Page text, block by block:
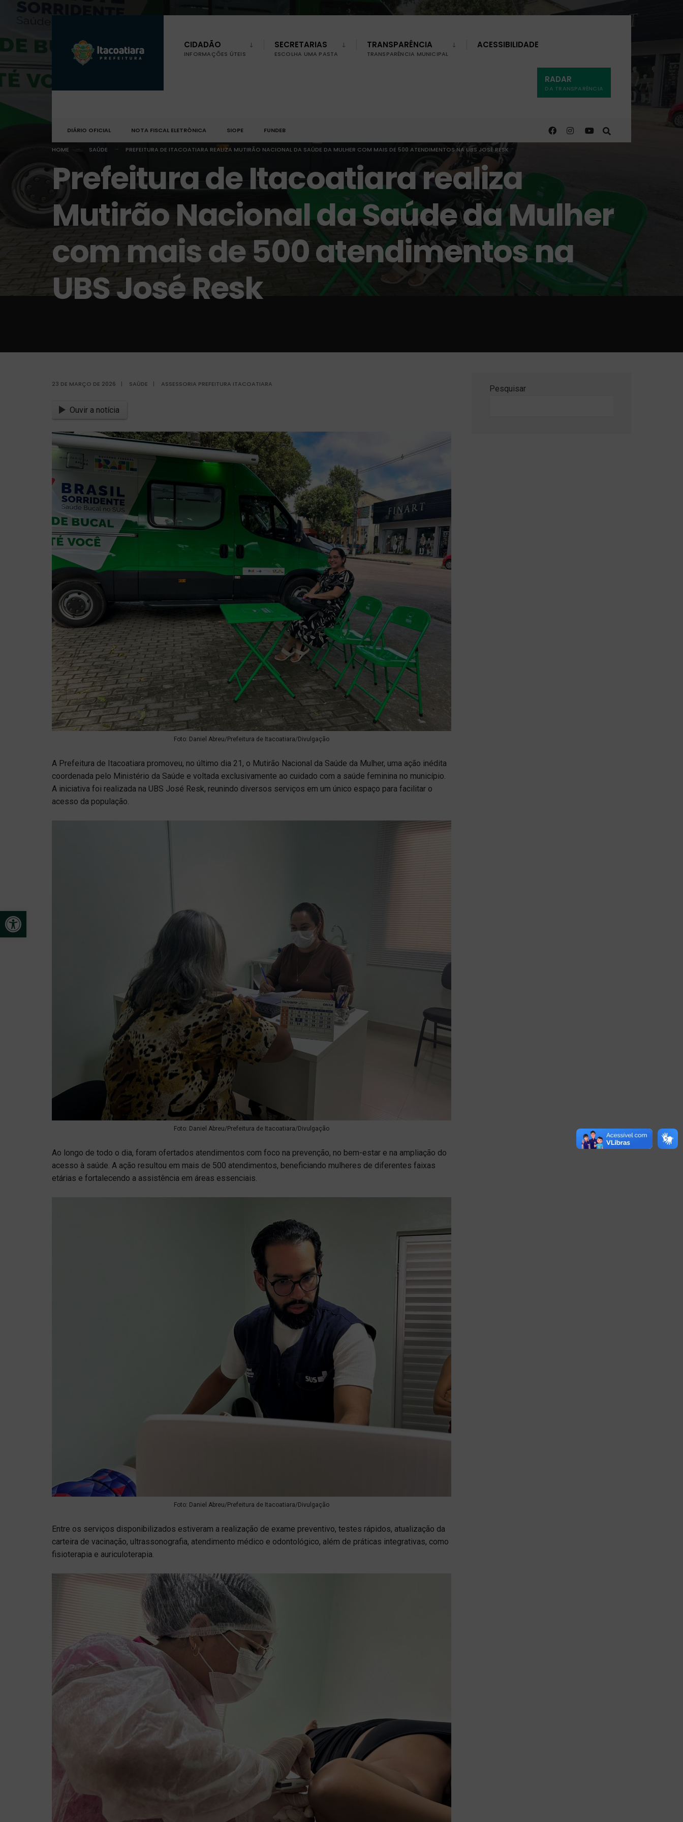
Abrir a barra de ferramentas
CIDADÃO
INFORMAÇÕES ÚTEIS
SECRETARIAS
ESCOLHA UMA PASTA
TRANSPARÊNCIA
TRANSPARÊNCIA MUNICIPAL
ACESSIBILIDADE
RADAR
DA TRANSPARÊNCIA
DIÁRIO OFICIAL NOTA FISCAL ELETRÔNICA SIOPE FUNDEB
HOME SAÚDE PREFEITURA DE ITACOATIARA REALIZA MUTIRÃO NACIONAL DA SAÚDE DA MULHER COM MAIS DE 500 ATENDIMENTOS NA UBS JOSÉ RESK
Prefeitura de Itacoatiara realiza
Mutirão Nacional da Saúde da Mulher
com mais de 500 atendimentos na
UBS José Resk
23 DE MARÇO DE 2026 | SAÚDE | ASSESSORIA PREFEITURA ITACOATIARA
Ouvir a notícia
Foto: Daniel Abreu/Prefeitura de Itacoatiara/Divulgação
A Prefeitura de Itacoatiara promoveu, no último dia 21, o Mutirão Nacional da Saúde da Mulher, uma ação inédita
coordenada pelo Ministério da Saúde e voltada exclusivamente ao cuidado com a saúde feminina no município.
A iniciativa foi realizada na UBS José Resk, reunindo diversos serviços em um único espaço para facilitar o
acesso da população.
Foto: Daniel Abreu/Prefeitura de Itacoatiara/Divulgação
Ao longo de todo o dia, foram ofertados atendimentos com foco na prevenção, no bem-estar e na ampliação do
acesso à saúde. A ação resultou em mais de 500 atendimentos, beneficiando mulheres de diferentes faixas
etárias e fortalecendo a assistência em áreas essenciais.
Foto: Daniel Abreu/Prefeitura de Itacoatiara/Divulgação
Entre os serviços disponibilizados estiveram a realização de exame preventivo, testes rápidos, atualização da
carteira de vacinação, ultrassonografia, atendimento médico e odontológico, além de práticas integrativas, como
fisioterapia e auriculoterapia.
Pesquisar